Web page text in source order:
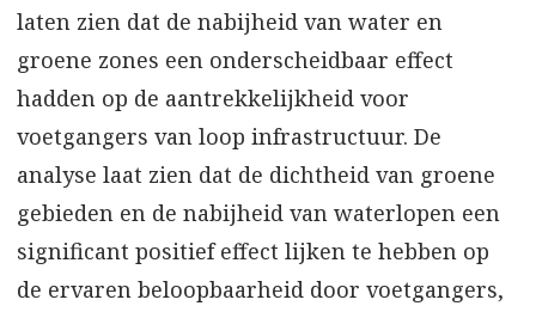
laten zien dat de nabijheid van water en
groene zones een onderscheidbaar effect
hadden op de aantrekkelijkheid voor
voetgangers van loop infrastructuur. De
analyse laat zien dat de dichtheid van groene
gebieden en de nabijheid van waterlopen een
significant positief effect lijken te hebben op
de ervaren beloopbaarheid door voetgangers,